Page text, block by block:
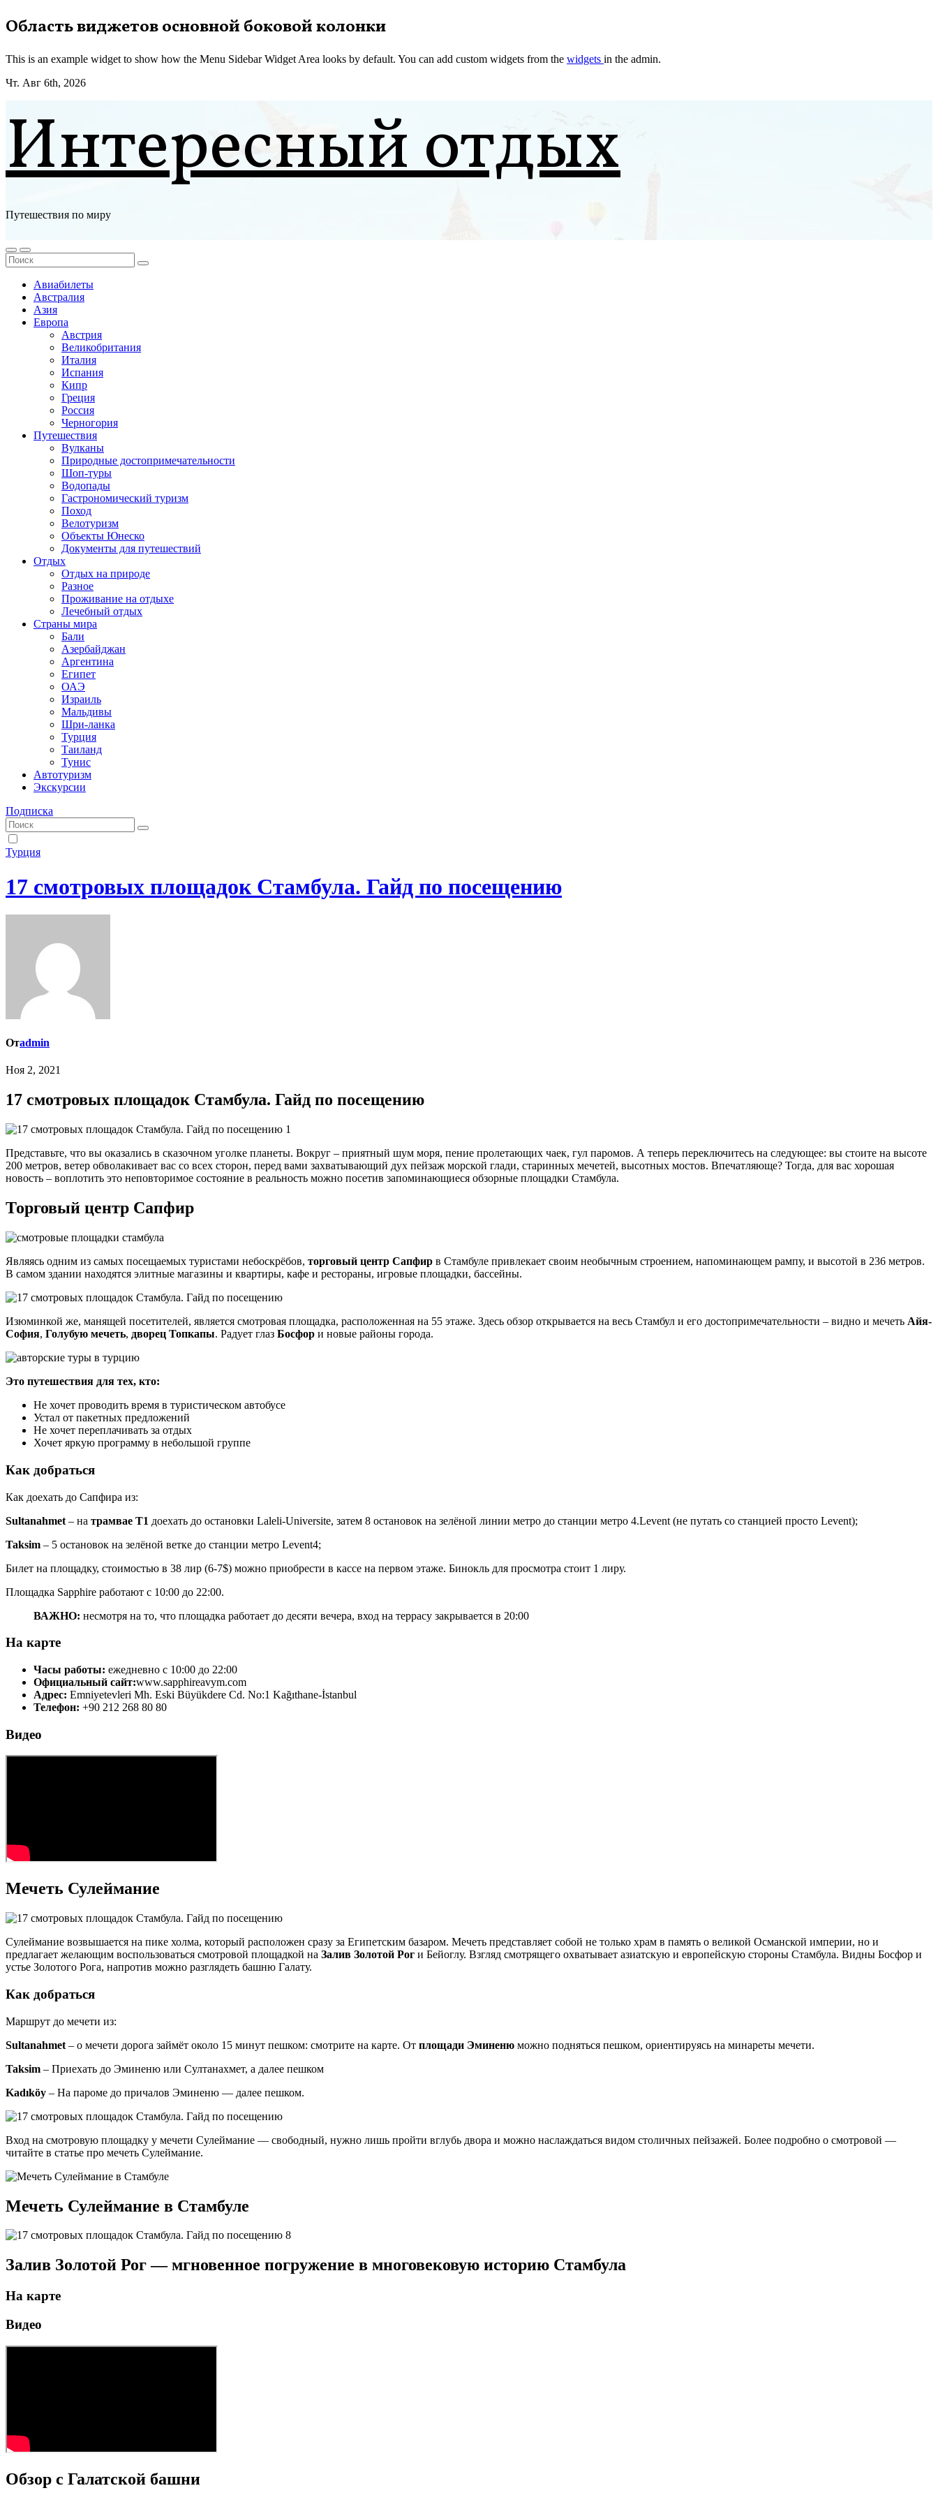
Перейти
к
Область виджетов основной боковой колонки
This is an example widget to show how the Menu Sidebar Widget Area looks by default. You can add custom widgets from the widgets in the admin.
Чт. Авг 6th, 2026
Интересный отдых
Путешествия по миру
Авиабилеты
Австралия
Азия
Европа
Австрия
Великобритания
Италия
Испания
Кипр
Греция
Россия
Черногория
Путешествия
Вулканы
Природные достопримечательности
Шоп-туры
Водопады
Гастрономический туризм
Поход
Велотуризм
Объекты Юнеско
Документы для путешествий
Отдых
Отдых на природе
Разное
Проживание на отдыхе
Лечебный отдых
Страны мира
Бали
Азербайджан
Аргентина
Египет
ОАЭ
Израиль
Мальдивы
Шри-ланка
Турция
Таиланд
Тунис
Автотуризм
Экскурсии
Подписка
Турция
17 смотровых площадок Стамбула. Гайд по посещению
Отadmin
Ноя 2, 2021
17 смотровых площадок Стамбула. Гайд по посещению
Представьте, что вы оказались в сказочном уголке планеты. Вокруг – приятный шум моря, пение пролетающих чаек, гул паромов. А теперь переключитесь на следующее: вы стоите на высоте
200 метров, ветер обволакивает вас со всех сторон, перед вами захватывающий дух пейзаж морской глади, старинных мечетей, высотных мостов. Впечатляюще? Тогда, для вас хорошая
новость – воплотить это неповторимое состояние в реальность можно посетив запоминающиеся обзорные площадки Стамбула.
Торговый центр Сапфир
Являясь одним из самых посещаемых туристами небоскрёбов, торговый центр Сапфир в Стамбуле привлекает своим необычным строением, напоминающем рампу, и высотой в 236 метров.
В самом здании находятся элитные магазины и квартиры, кафе и рестораны, игровые площадки, бассейны.
Изюминкой же, манящей посетителей, является смотровая площадка, расположенная на 55 этаже. Здесь обзор открывается на весь Стамбул и его достопримечательности – видно и мечеть Айя-
София, Голубую мечеть, дворец Топкапы. Радует глаз Босфор и новые районы города.
Это путешествия для тех, кто:
Не хочет проводить время в туристическом автобусе
Устал от пакетных предложений
Не хочет переплачивать за отдых
Хочет яркую программу в небольшой группе
Как добраться
Как доехать до Сапфира из:
Sultanahmet – на трамвае Т1 доехать до остановки Laleli-Universite, затем 8 остановок на зелёной линии метро до станции метро 4.Levent (не путать со станцией просто Levent);
Taksim – 5 остановок на зелёной ветке до станции метро Levent4;
Билет на площадку, стоимостью в 38 лир (6-7$) можно приобрести в кассе на первом этаже. Бинокль для просмотра стоит 1 лиру.
Площадка Sapphire работают с 10:00 до 22:00.
ВАЖНО: несмотря на то, что площадка работает до десяти вечера, вход на террасу закрывается в 20:00
На карте
Часы работы: ежедневно с 10:00 до 22:00
Официальный сайт:www.sapphireavym.com
Адрес: Emniyetevleri Mh. Eski Büyükdere Cd. No:1 Kağıthane-İstanbul
Телефон: +90 212 268 80 80
Видео
Мечеть Сулеймание
Сулеймание возвышается на пике холма, который расположен сразу за Египетским базаром. Мечеть представляет собой не только храм в память о великой Османской империи, но и
предлагает желающим воспользоваться смотровой площадкой на Залив Золотой Рог и Бейоглу. Взгляд смотрящего охватывает азиатскую и европейскую стороны Стамбула. Видны Босфор и
устье Золотого Рога, напротив можно разглядеть башню Галату.
Как добраться
Маршрут до мечети из:
Sultanahmet – о мечети дорога займёт около 15 минут пешком: смотрите на карте. От площади Эминеню можно подняться пешком, ориентируясь на минареты мечети.
Taksim – Приехать до Эминеню или Султанахмет, а далее пешком
Kadıköy – На пароме до причалов Эминеню — далее пешком.
Вход на смотровую площадку у мечети Сулеймание — свободный, нужно лишь пройти вглубь двора и можно наслаждаться видом столичных пейзажей. Более подробно о смотровой —
читайте в статье про мечеть Сулеймание.
Мечеть Сулеймание в Стамбуле
Залив Золотой Рог — мгновенное погружение в многовековую историю Стамбула
На карте
Видео
Обзор с Галатской башни